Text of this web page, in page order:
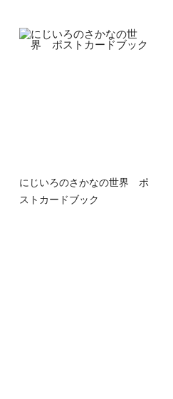
にじいろのさかなの世界 ポ
ストカードブック